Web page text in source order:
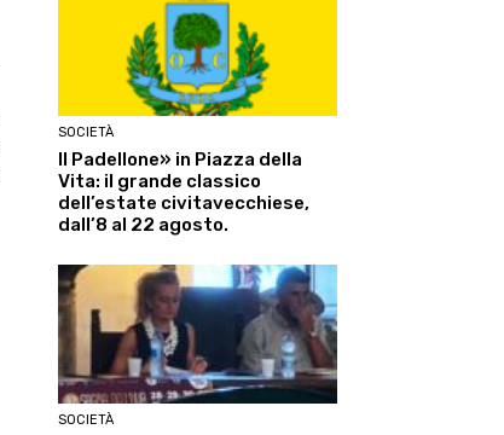
ReddIt
SOCIETÀ
Il Padellone» in Piazza della
Vita: il grande classico
dell’estate civitavecchiese,
dall’8 al 22 agosto.
SOCIETÀ